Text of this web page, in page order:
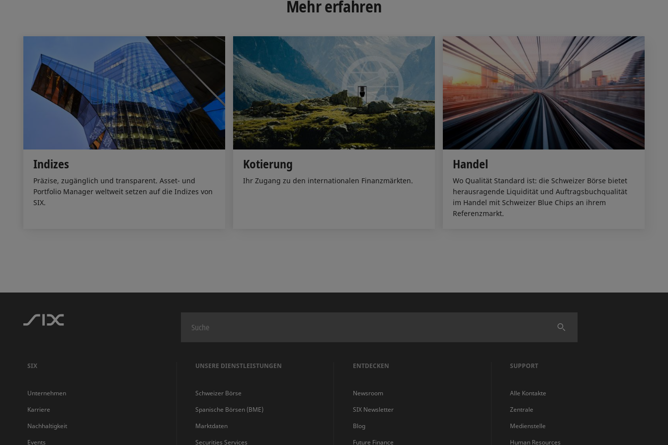
I
n
o
k
Mehr erfahren
Indizes
Präzise, zugänglich und transparent. Asset- und
Portfolio Manager weltweit setzen auf die Indizes von
SIX.
Kotierung
Ihr Zugang zu den internationalen Finanzmärkten.
Handel
Wo Qualität Standard ist: die Schweizer Börse bietet
herausragende Liquidität und Auftragsbuchqualität
im Handel mit Schweizer Blue Chips an ihrem
Referenzmarkt.
Finden
SIX
Unternehmen
Karriere
Nachhaltigkeit
Events
UNSERE DIENSTLEISTUNGEN
Schweizer Börse
Spanische Börsen (BME)
Marktdaten
Securities Services
ENTDECKEN
Newsroom
SIX Newsletter
Blog
Future Finance
SUPPORT
Alle Kontakte
Zentrale
Medienstelle
Human Resources